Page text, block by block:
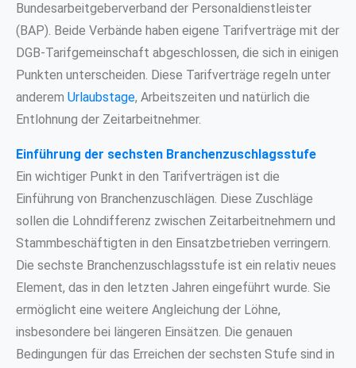
Bundesarbeitgeberverband der Personaldienstleister
(BAP). Beide Verbände haben eigene Tarifverträge mit der
DGB-Tarifgemeinschaft abgeschlossen, die sich in einigen
Punkten unterscheiden. Diese Tarifverträge regeln unter
anderem Urlaubstage, Arbeitszeiten und natürlich die
Entlohnung der Zeitarbeitnehmer.
Einführung der sechsten Branchenzuschlagsstufe
Ein wichtiger Punkt in den Tarifverträgen ist die
Einführung von Branchenzuschlägen. Diese Zuschläge
sollen die Lohndifferenz zwischen Zeitarbeitnehmern und
Stammbeschäftigten in den Einsatzbetrieben verringern.
Die sechste Branchenzuschlagsstufe ist ein relativ neues
Element, das in den letzten Jahren eingeführt wurde. Sie
ermöglicht eine weitere Angleichung der Löhne,
insbesondere bei längeren Einsätzen. Die genauen
Bedingungen für das Erreichen der sechsten Stufe sind in